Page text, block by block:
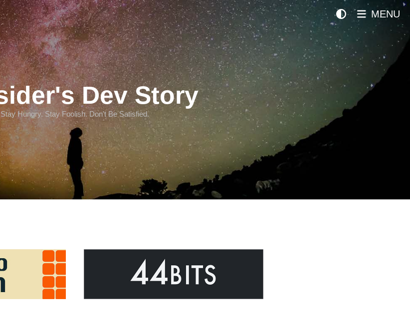
Dev Story
Stay Hungry. Stay Foolish. Don't Be Satisfied.
MENU